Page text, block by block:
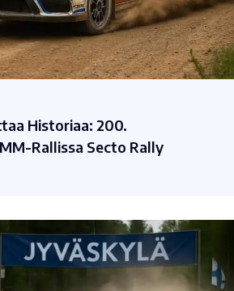
Historiaa: 200.
Rallissa Secto Rally